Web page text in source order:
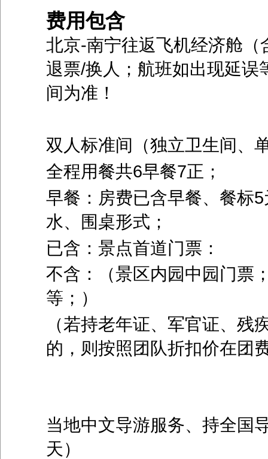
费用包含
北京-南宁往返飞机经济舱（
退票/换人；航班如出现延误
间为准！
双人标准间（独立卫生间、
全程用餐共6早餐7正；
早餐：房费已含早餐、餐标5
水、围桌形式；
已含：景点首道门票：
不含：（景区内园中园门票
等；）
（若持老年证、军官证、
的，则按照团队折扣价在团
当地中文导游服务、持全国
天）